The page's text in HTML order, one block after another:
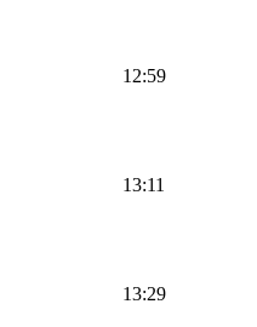
12:59
13:11
13:29